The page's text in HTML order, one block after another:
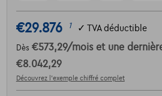
€29.876 1 ✓ TVA déductible
Dès €573,29/mois et une
€8.042,29
Découvrez l’exemple chiffré complet